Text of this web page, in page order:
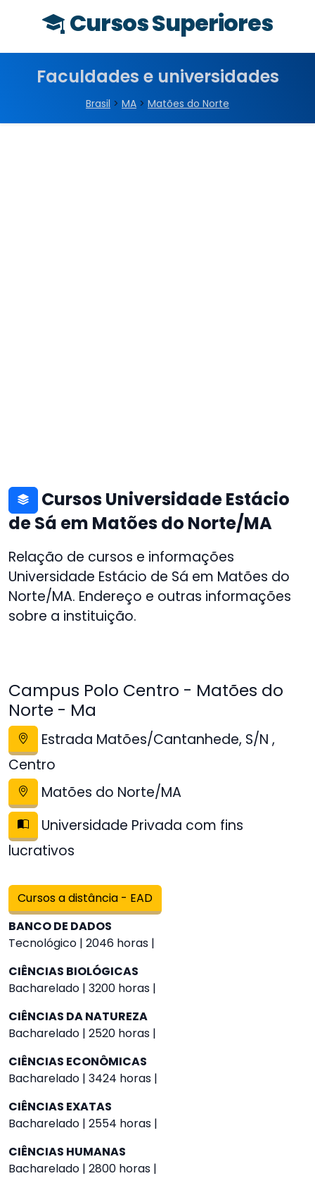
Cursos Superiores
Faculdades e universidades
Brasil > MA > Matões do Norte
Cursos Universidade Estácio
de Sá em Matões do Norte/MA
Relação de cursos e informações
Universidade Estácio de Sá em Matões do
Norte/MA. Endereço e outras informações
sobre a instituição.
Campus Polo Centro - Matões do
Norte - Ma
Estrada Matões/Cantanhede, S/N ,
Centro
Matões do Norte/MA
Universidade Privada com fins
lucrativos
Cursos a distância - EAD
BANCO DE DADOS
Tecnológico | 2046 horas |
CIÊNCIAS BIOLÓGICAS
Bacharelado | 3200 horas |
CIÊNCIAS DA NATUREZA
Bacharelado | 2520 horas |
CIÊNCIAS ECONÔMICAS
Bacharelado | 3424 horas |
CIÊNCIAS EXATAS
Bacharelado | 2554 horas |
CIÊNCIAS HUMANAS
Bacharelado | 2800 horas |